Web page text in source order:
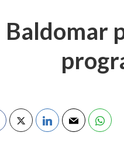
Baldomar